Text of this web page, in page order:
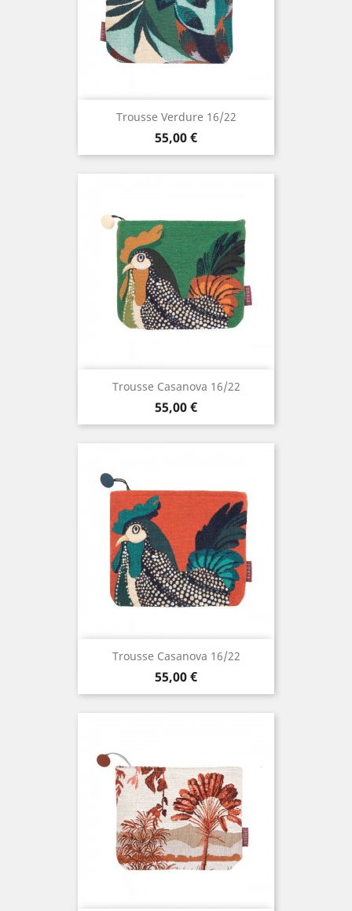
Trousse Verdure 16/22
Prix
55,00 €
Trousse Casanova 16/22
Prix
55,00 €
Trousse Casanova 16/22
Prix
55,00 €